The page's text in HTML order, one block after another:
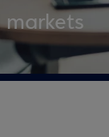
markets